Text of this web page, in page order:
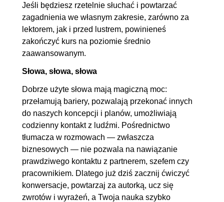
Jeśli będziesz rzetelnie słuchać i powtarzać
zagadnienia we własnym zakresie, zarówno za
lektorem, jak i przed lustrem, powinieneś
zakończyć kurs na poziomie średnio
zaawansowanym.
Słowa, słowa, słowa
Dobrze użyte słowa mają magiczną moc:
przełamują bariery, pozwalają przekonać innych
do naszych koncepcji i planów, umożliwiają
codzienny kontakt z ludźmi. Pośrednictwo
tłumacza w rozmowach — zwłaszcza
biznesowych — nie pozwala na nawiązanie
prawdziwego kontaktu z partnerem, szefem czy
pracownikiem. Dlatego już dziś zacznij ćwiczyć
konwersacje, powtarzaj za autorką, ucz się
zwrotów i wyrażeń, a Twoja nauka szybko